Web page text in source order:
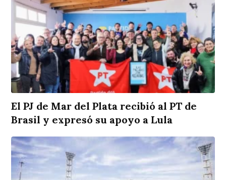
El PJ de Mar del Plata recibió al PT de
Brasil y expresó su apoyo a Lula